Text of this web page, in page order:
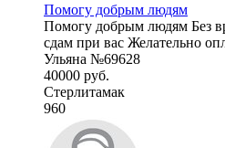
Помогу добрым людям
Помогу добрым людям Без
сдам при вас Желательно
Ульяна №69628
40000 руб.
Стерлитамак
960